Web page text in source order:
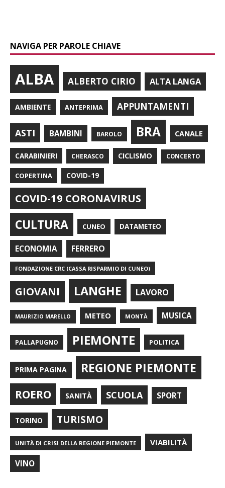
NAVIGA PER PAROLE CHIAVE
ALBA ALBERTO CIRIO ALTA LANGA
AMBIENTE ANTEPRIMA APPUNTAMENTI
ASTI BAMBINI BAROLO BRA CANALE
CARABINIERI CHERASCO CICLISMO CONCERTO
COPERTINA COVID-19
COVID-19 CORONAVIRUS
CULTURA CUNEO DATAMETEO
ECONOMIA FERRERO
FONDAZIONE CRC (CASSA RISPARMIO DI CUNEO)
GIOVANI LANGHE LAVORO
MAURIZIO MARELLO METEO MONTÀ MUSICA
PALLAPUGNO PIEMONTE POLITICA
PRIMA PAGINA REGIONE PIEMONTE
ROERO SANITÀ SCUOLA SPORT
TORINO TURISMO
UNITÀ DI CRISI DELLA REGIONE PIEMONTE VIABILITÀ
VINO